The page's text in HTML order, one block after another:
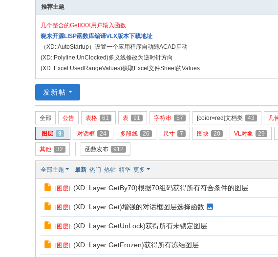
A
家
论
推荐主题
几个整合的GetXXX用户输入函数
晓东开源LISP函数库编译VLX版本下载地址
（XD::AutoStartup）设置一个应用程序自动随ACAD启动
(XD::Polyline:UnClocked)多义线修改为逆时针方向
(XD::Excel:UsedRangeValues)获取Excel文件Sheet的Values
发新帖
全部 公告 表格 61 表 91 字符串 57 [coior=red]文档类 43 几
图层 9 对话框 24 多段线 26 尺寸 7 图块 20 VL对象 29
其他 32 函数发布 912
全部主题 最新 热门 热帖 精华 更多
[图层] (XD::Layer:GetBy70)根据70组码获得所有符合条件的图层
[图层] (XD::Layer:Get)增强的对话框图层选择函数
[图层] (XD::Layer:GetUnLock)获得所有未锁定图层
[图层] (XD::Layer:GetFrozen)获得所有冻结图层